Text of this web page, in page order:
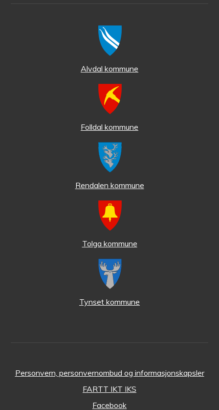
Alvdal kommune
Folldal kommune
Rendalen kommune
Tolga kommune
Tynset kommune
Personvern, personvernombud og informasjonskapsler
FARTT IKT IKS
Facebook